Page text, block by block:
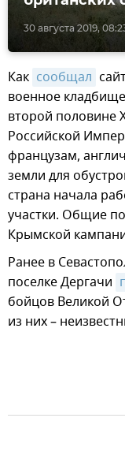
30 августа 2019,
Как сообщал
военное
второй половине
Российской
французам,
земли для
страна начала
участки. Общие
Крымской
Ранее в
поселке Дергачи
бойцов Великой
из них –